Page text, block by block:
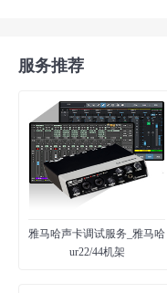
服务推荐
雅马哈声卡调试服务_雅马哈
ur22/44机架